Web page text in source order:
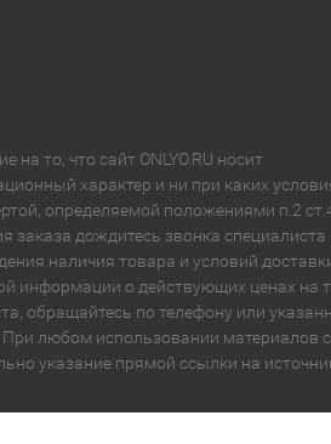
то, что сайт ONLYO.RU носит
характер и ни при каких
определяемой положениями п.2
заказа дождитесь звонка специалиста
наличия товара и условий
информации о действующих ценах на
обращайтесь по телефону или
При любом использовании материалов с
указание прямой ссылки на